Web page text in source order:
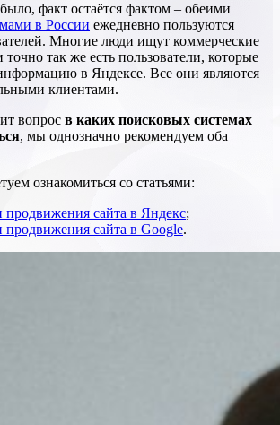
факт остаётся фактом – обеими
в России ежедневно пользуются
Многие люди ищут коммерческие
так же есть пользователи, которые
в Яндексе. Все они являются
клиентами.
вопрос в каких поисковых системах
, мы однозначно рекомендуем оба
ознакомиться со статьями:
продвижения сайта в Яндекс;
продвижения сайта в Google.